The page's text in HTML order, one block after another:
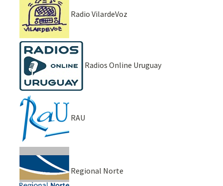
Radio VilardeVoz
Radios Online Uruguay
RAU
Regional Norte